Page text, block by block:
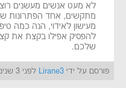
לא מעט אנשים מעשנים
מתקשים, אחד הפתרונות
מעישון לאידוי, הנה כמה
להפסיק אפילו בקצת את
שלכם.
פורסם על ידי Lirane3 לפני 3 שנים 6 חודשים